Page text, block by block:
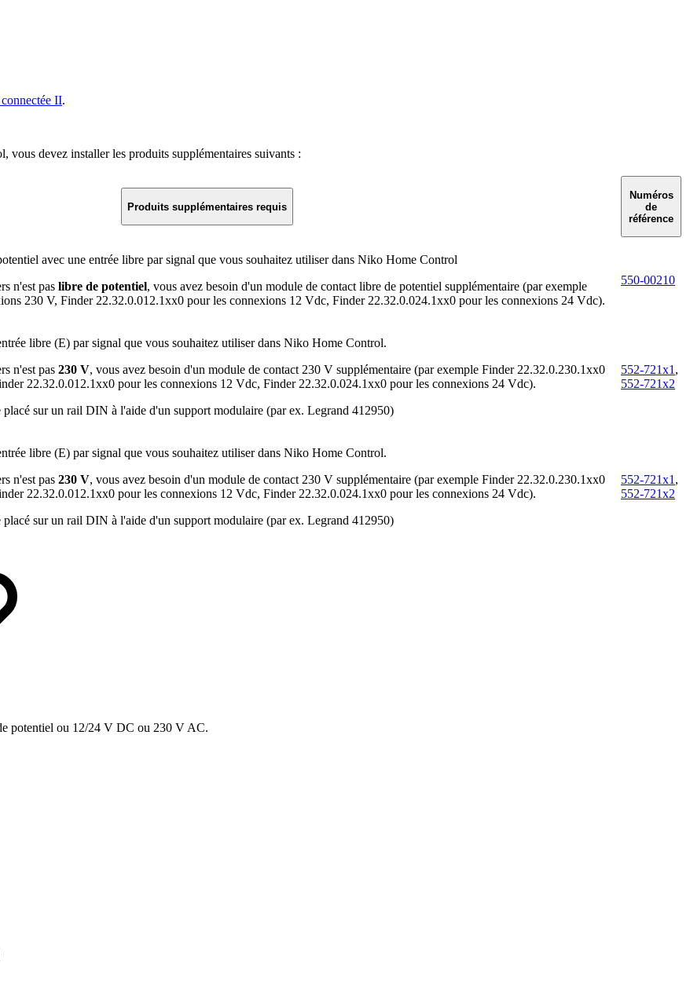
II.
devez installer les produits supplémentaires suivants :
Produits supplémentaires requis
Numéros
de
référence
avec une entrée libre par signal que vous souhaitez utiliser dans Niko Home Control
n'est pas libre de potentiel, vous avez besoin d'un module de contact libre de potentiel supplémentaire (par exemple
230 V, Finder 22.32.0.012.1xx0 pour les connexions 12 Vdc, Finder 22.32.0.024.1xx0 pour les connexions 24 Vdc).
550-00210
libre (E) par signal que vous souhaitez utiliser dans Niko Home Control.
n'est pas 230 V, vous avez besoin d'un module de contact 230 V supplémentaire (par exemple Finder 22.32.0.230.1xx0
22.32.0.012.1xx0 pour les connexions 12 Vdc, Finder 22.32.0.024.1xx0 pour les connexions 24 Vdc).
sur un rail DIN à l'aide d'un support modulaire (par ex. Legrand 412950)
552-721x1 ,
552-721x2
libre (E) par signal que vous souhaitez utiliser dans Niko Home Control.
n'est pas 230 V, vous avez besoin d'un module de contact 230 V supplémentaire (par exemple Finder 22.32.0.230.1xx0
22.32.0.012.1xx0 pour les connexions 12 Vdc, Finder 22.32.0.024.1xx0 pour les connexions 24 Vdc).
sur un rail DIN à l'aide d'un support modulaire (par ex. Legrand 412950)
552-721x1 ,
552-721x2
potentiel ou 12/24 V DC ou 230 V AC.